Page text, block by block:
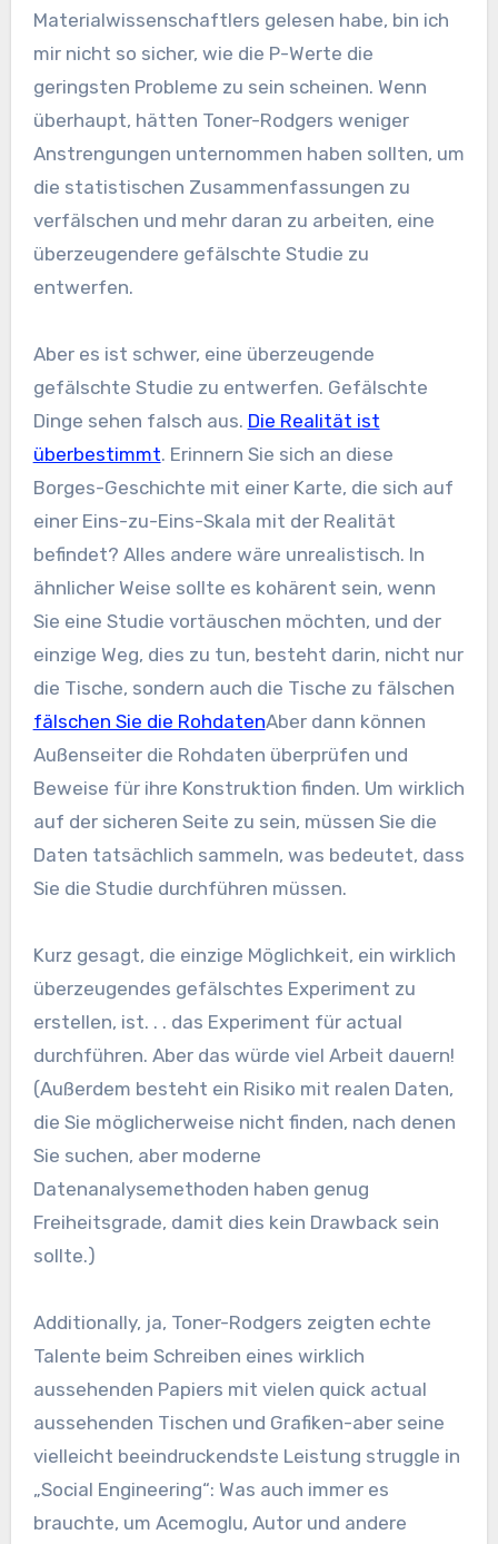
Materialwissenschaftlers gelesen habe, bin ich
mir nicht so sicher, wie die P-Werte die
geringsten Probleme zu sein scheinen. Wenn
überhaupt, hätten Toner-Rodgers weniger
Anstrengungen unternommen haben sollten, um
die statistischen Zusammenfassungen zu
verfälschen und mehr daran zu arbeiten, eine
überzeugendere gefälschte Studie zu
entwerfen.
Aber es ist schwer, eine überzeugende
gefälschte Studie zu entwerfen. Gefälschte
Dinge sehen falsch aus. Die Realität ist
überbestimmt. Erinnern Sie sich an diese
Borges-Geschichte mit einer Karte, die sich auf
einer Eins-zu-Eins-Skala mit der Realität
befindet? Alles andere wäre unrealistisch. In
ähnlicher Weise sollte es kohärent sein, wenn
Sie eine Studie vortäuschen möchten, und der
einzige Weg, dies zu tun, besteht darin, nicht nur
die Tische, sondern auch die Tische zu fälschen
fälschen Sie die RohdatenAber dann können
Außenseiter die Rohdaten überprüfen und
Beweise für ihre Konstruktion finden. Um wirklich
auf der sicheren Seite zu sein, müssen Sie die
Daten tatsächlich sammeln, was bedeutet, dass
Sie die Studie durchführen müssen.
Kurz gesagt, die einzige Möglichkeit, ein wirklich
überzeugendes gefälschtes Experiment zu
erstellen, ist. . . das Experiment für actual
durchführen. Aber das würde viel Arbeit dauern!
(Außerdem besteht ein Risiko mit realen Daten,
die Sie möglicherweise nicht finden, nach denen
Sie suchen, aber moderne
Datenanalysemethoden haben genug
Freiheitsgrade, damit dies kein Drawback sein
sollte.)
Additionally, ja, Toner-Rodgers zeigten echte
Talente beim Schreiben eines wirklich
aussehenden Papiers mit vielen quick actual
aussehenden Tischen und Grafiken-aber seine
vielleicht beeindruckendste Leistung struggle in
„Social Engineering“: Was auch immer es
brauchte, um Acemoglu, Autor und andere